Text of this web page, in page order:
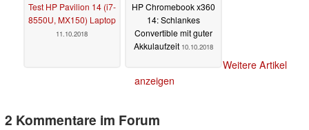
Test HP Pavilion 14 (i7-
8550U, MX150) Laptop
11.10.2018
HP Chromebook x360
14: Schlankes
Convertible mit guter
Akkulaufzeit 10.10.2018
Weitere Artikel
anzeigen
2 Kommentare im Forum